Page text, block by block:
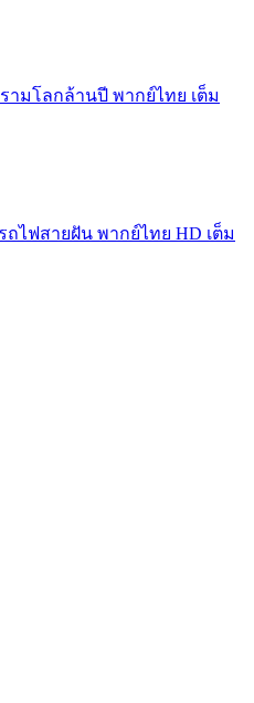
รามโลกล้านปี พากย์ไทย เต็ม
รถไฟสายฝัน พากย์ไทย HD เต็ม